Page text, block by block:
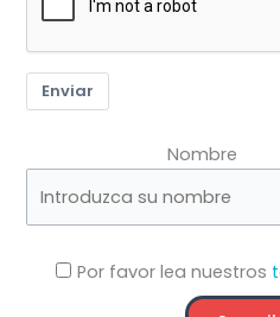
Enviar
Nombre
Por favor lea nuestros